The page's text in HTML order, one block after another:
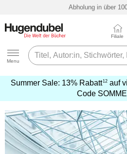
Bücher
Abholung in über
Hugendubel
Menu
Filiale
Summer Sale: 13% Rabatt12 auf
Code
erfahren